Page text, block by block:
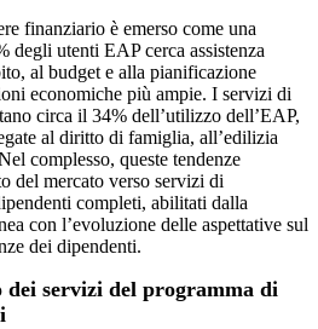
finanziario è emerso come una
degli utenti EAP cerca assistenza
al budget e alla pianificazione
economiche più ampie. I servizi di
circa il 34% dell’utilizzo dell’EAP,
al diritto di famiglia, all’edilizia
complesso, queste tendenze
del mercato verso servizi di
completi, abilitati dalla
con l’evoluzione delle aspettative sul
dei dipendenti.
dei servizi del programma di